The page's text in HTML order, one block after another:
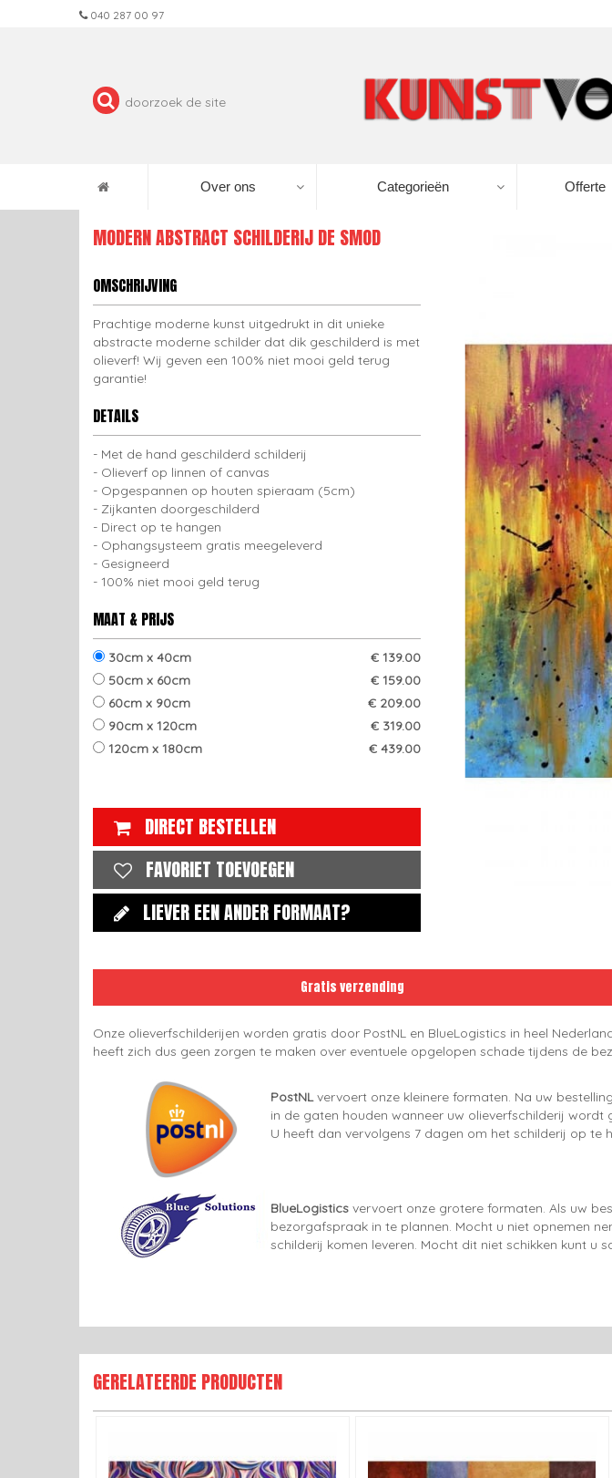
040 287 00 97
Over ons Categorieën Offerte
MODERN ABSTRACT SCHILDERIJ DE SMOD
OMSCHRIJVING
Prachtige moderne kunst uitgedrukt in dit unieke
abstracte moderne schilder dat dik geschilderd is met
olieverf! Wij geven een 100% niet mooi geld terug
garantie!
DETAILS
Met de hand geschilderd schilderij
Olieverf op linnen of canvas
Opgespannen op houten spieraam (5cm)
Zijkanten doorgeschilderd
Direct op te hangen
Ophangsysteem gratis meegeleverd
Gesigneerd
100% niet mooi geld terug
MAAT & PRIJS
30cm x 40cm
€ 139.00
50cm x 60cm
€ 159.00
60cm x 90cm
€ 209.00
90cm x 120cm
€ 319.00
120cm x 180cm
€ 439.00
DIRECT BESTELLEN
FAVORIET TOEVOEGEN
LIEVER EEN ANDER FORMAAT?
Gratis verzending
Onze olieverfschilderijen worden gratis door PostNL en BlueLogistics in heel
heeft zich dus geen zorgen te maken over eventuele opgelopen schade tijdens de
PostNLvervoert onze kleinere formaten. Na uw
in de gaten houden wanneer uw olieverfschilderij
U heeft dan vervolgens 7 dagen om het schilderij op te
BlueLogistics vervoert onze grotere formaten. Als uw
bezorgafspraak in te plannen. Mocht u niet opnemen
schilderij komen leveren. Mocht dit niet schikken kunt u
GERELATEERDE PRODUCTEN